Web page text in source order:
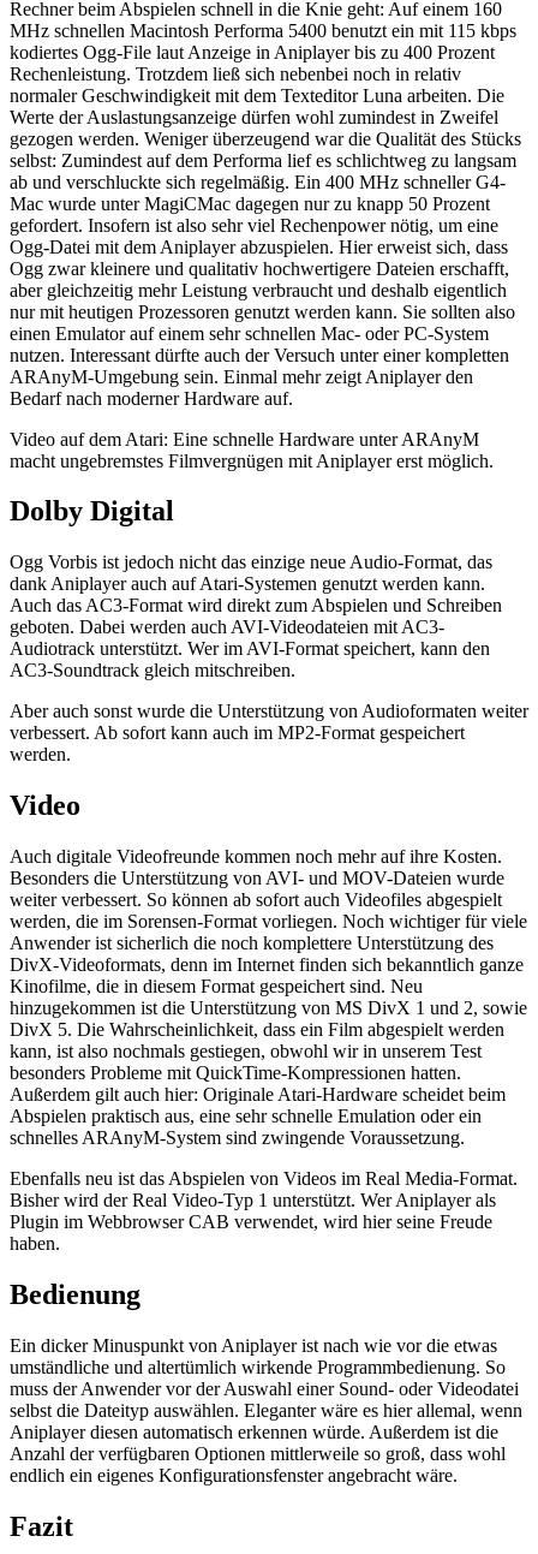
Rechner beim Abspielen schnell in die Knie geht: Auf einem 160
MHz schnellen Macintosh Performa 5400 benutzt ein mit 115 kbps
kodiertes Ogg-File laut Anzeige in Aniplayer bis zu 400 Prozent
Rechenleistung. Trotzdem ließ sich nebenbei noch in relativ
normaler Geschwindigkeit mit dem Texteditor Luna arbeiten. Die
Werte der Auslastungsanzeige dürfen wohl zumindest in Zweifel
gezogen werden. Weniger überzeugend war die Qualität des Stücks
selbst: Zumindest auf dem Performa lief es schlichtweg zu langsam
ab und verschluckte sich regelmäßig. Ein 400 MHz schneller G4-
Mac wurde unter MagiCMac dagegen nur zu knapp 50 Prozent
gefordert. Insofern ist also sehr viel Rechenpower nötig, um eine
Ogg-Datei mit dem Aniplayer abzuspielen. Hier erweist sich, dass
Ogg zwar kleinere und qualitativ hochwertigere Dateien erschafft,
aber gleichzeitig mehr Leistung verbraucht und deshalb eigentlich
nur mit heutigen Prozessoren genutzt werden kann. Sie sollten also
einen Emulator auf einem sehr schnellen Mac- oder PC-System
nutzen. Interessant dürfte auch der Versuch unter einer kompletten
ARAnyM-Umgebung sein. Einmal mehr zeigt Aniplayer den
Bedarf nach moderner Hardware auf.
Video auf dem Atari: Eine schnelle Hardware unter ARAnyM
macht ungebremstes Filmvergnügen mit Aniplayer erst möglich.
Dolby Digital
Ogg Vorbis ist jedoch nicht das einzige neue Audio-Format, das
dank Aniplayer auch auf Atari-Systemen genutzt werden kann.
Auch das AC3-Format wird direkt zum Abspielen und Schreiben
geboten. Dabei werden auch AVI-Videodateien mit AC3-
Audiotrack unterstützt. Wer im AVI-Format speichert, kann den
AC3-Soundtrack gleich mitschreiben.
Aber auch sonst wurde die Unterstützung von Audioformaten weiter
verbessert. Ab sofort kann auch im MP2-Format gespeichert
werden.
Video
Auch digitale Videofreunde kommen noch mehr auf ihre Kosten.
Besonders die Unterstützung von AVI- und MOV-Dateien wurde
weiter verbessert. So können ab sofort auch Videofiles abgespielt
werden, die im Sorensen-Format vorliegen. Noch wichtiger für viele
Anwender ist sicherlich die noch komplettere Unterstützung des
DivX-Videoformats, denn im Internet finden sich bekanntlich ganze
Kinofilme, die in diesem Format gespeichert sind. Neu
hinzugekommen ist die Unterstützung von MS DivX 1 und 2, sowie
DivX 5. Die Wahrscheinlichkeit, dass ein Film abgespielt werden
kann, ist also nochmals gestiegen, obwohl wir in unserem Test
besonders Probleme mit QuickTime-Kompressionen hatten.
Außerdem gilt auch hier: Originale Atari-Hardware scheidet beim
Abspielen praktisch aus, eine sehr schnelle Emulation oder ein
schnelles ARAnyM-System sind zwingende Voraussetzung.
Ebenfalls neu ist das Abspielen von Videos im Real Media-Format.
Bisher wird der Real Video-Typ 1 unterstützt. Wer Aniplayer als
Plugin im Webbrowser CAB verwendet, wird hier seine Freude
haben.
Bedienung
Ein dicker Minuspunkt von Aniplayer ist nach wie vor die etwas
umständliche und altertümlich wirkende Programmbedienung. So
muss der Anwender vor der Auswahl einer Sound- oder Videodatei
selbst die Dateityp auswählen. Eleganter wäre es hier allemal, wenn
Aniplayer diesen automatisch erkennen würde. Außerdem ist die
Anzahl der verfügbaren Optionen mittlerweile so groß, dass wohl
endlich ein eigenes Konfigurationsfenster angebracht wäre.
Fazit